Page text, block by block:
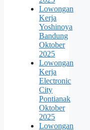
Lowongan
Kerja
Yoshinoya
Bandung
Oktober
2025
Lowongan
Kerja
Electronic
City
Pontianak
Oktober
2025
Lowongan